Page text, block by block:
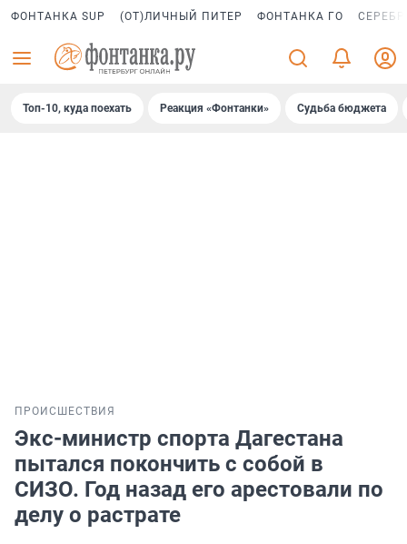
ФОНТАНКА SUP (ОТ)ЛИЧНЫЙ ПИТЕР ФОНТАНКА ГО
Топ-10, куда поехать Реакция «Фонтанки» Судьба бюджета
ПРОИСШЕСТВИЯ
Экс-министр спорта Дагестана
пытался покончить с собой в
СИЗО. Год назад его арестовали по
делу о растрате